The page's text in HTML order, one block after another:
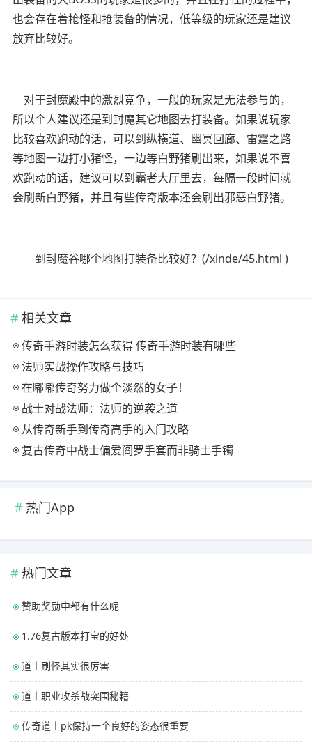
也会存在着抢怪和抢装备的情况，低等级的玩家还是建议
放弃比较好。
对于封魔殿中的激烈竞争，一般的玩家是无法参与的，
所以个人建议还是到封魔其它地图去打装备。如果说玩家
比较喜欢跑动的话，可以到纵横道、幽冥回廊、雷霆之路
等地图一边打小猪怪，一边等白野猪刷出来，如果说不喜
欢跑动的话，建议可以到霸者大厅里去，每隔一段时间就
会刷新白野猪，并且有些传奇版本还会刷出邪恶白野猪。
到封魔谷哪个地图打装备比较好？(/xinde/45.html )
相关文章
传奇手游时装怎么获得 传奇手游时装有哪些
法师实战操作攻略与技巧
在嘟嘟传奇努力做个淡然的女子！
战士对战法师：法师的逆袭之道
从传奇新手到传奇高手的入门攻略
复古传奇中战士偏爱阎罗手套而非骑士手镯
热门App
热门文章
赞助奖励中都有什么呢
1.76复古版本打宝的好处
道士刷怪其实很厉害
道士职业攻杀战突围秘籍
传奇道士pk保持一个良好的姿态很重要